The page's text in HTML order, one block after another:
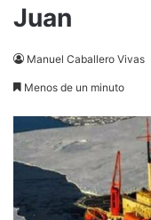
Juan
Manuel Caballero Vivas
Menos de un minuto